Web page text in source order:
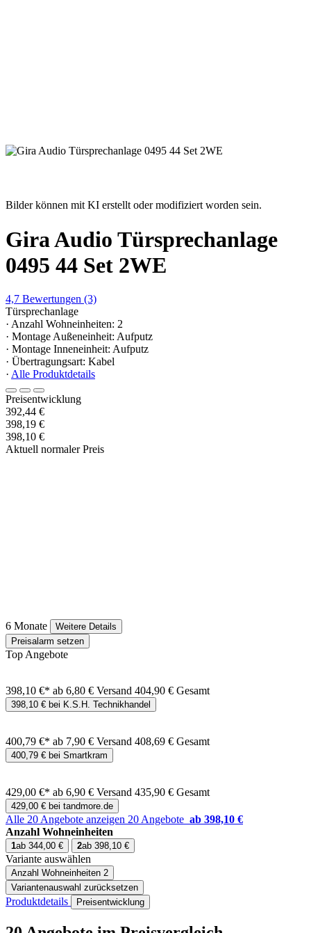
Bilder können mit KI erstellt oder modifiziert worden sein.
Gira Audio Türsprechanlage
0495 44 Set 2WE
4,7 Bewertungen (3)
Türsprechanlage
· Anzahl Wohneinheiten: 2
· Montage Außeneinheit: Aufputz
· Montage Inneneinheit: Aufputz
· Übertragungsart: Kabel
· Alle Produktdetails
Preisentwicklung
392,44 €
398,19 €
398,10 €
Aktuell normaler Preis
6 Monate
Weitere Details
Preisalarm setzen
Top Angebote
398,10 €* ab 6,80 € Versand 404,90 € Gesamt
398,10 € bei K.S.H. Technikhandel
400,79 €* ab 7,90 € Versand 408,69 € Gesamt
400,79 € bei Smartkram
429,00 €* ab 6,90 € Versand 435,90 € Gesamt
429,00 € bei tandmore.de
Alle 20 Angebote anzeigen 20 Angebote ab 398,10 €
Anzahl Wohneinheiten
1ab 344,00 € 2ab 398,10 €
Variante auswählen
Anzahl Wohneinheiten 2
Variantenauswahl zurücksetzen
Produktdetails Preisentwicklung